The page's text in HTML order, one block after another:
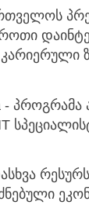
კარიერული
-